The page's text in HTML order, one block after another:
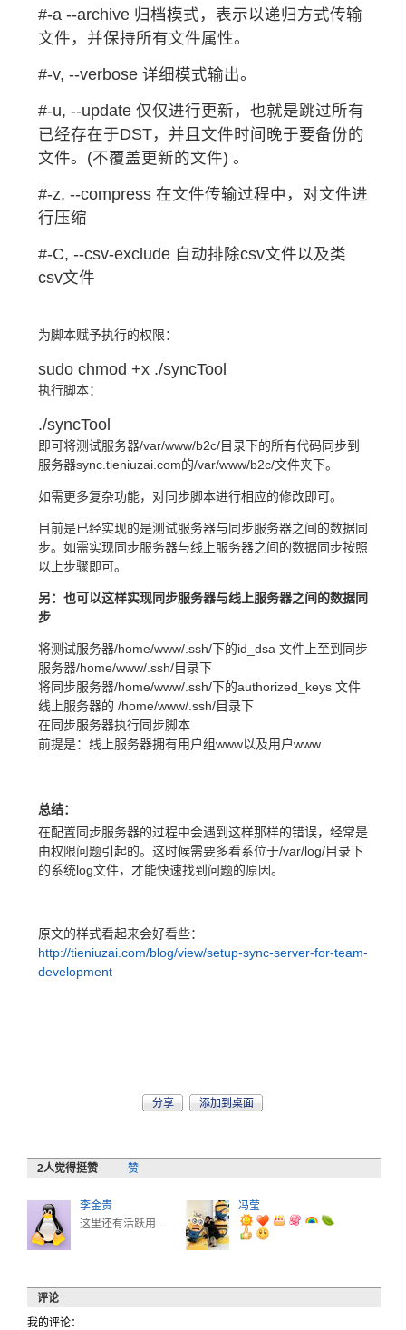
#-a --archive 归档模式，表示以递归方式传输
文件，并保持所有文件属性。
#-v, --verbose 详细模式输出。
#-u, --update 仅仅进行更新，也就是跳过所有
已经存在于DST，并且文件时间晚于要备份的
文件。(不覆盖更新的文件) 。
#-z, --compress 在文件传输过程中，对文件进
行压缩
#-C, --csv-exclude 自动排除csv文件以及类
csv文件
为脚本赋予执行的权限：
sudo chmod +x ./syncTool
执行脚本：
./syncTool
即可将测试服务器/var/www/b2c/目录下的所有代码同步到
服务器sync.tieniuzai.com的/var/www/b2c/文件夹下。
如需更多复杂功能，对同步脚本进行相应的修改即可。
目前是已经实现的是测试服务器与同步服务器之间的数据同
步。如需实现同步服务器与线上服务器之间的数据同步按照
以上步骤即可。
另：也可以这样实现同步服务器与线上服务器之间的数据同
步
将测试服务器/home/www/.ssh/下的id_dsa 文件上至到同步
服务器/home/www/.ssh/目录下
将同步服务器/home/www/.ssh/下的authorized_keys 文件
线上服务器的 /home/www/.ssh/目录下
在同步服务器执行同步脚本
前提是：线上服务器拥有用户组www以及用户www
总结：
在配置同步服务器的过程中会遇到这样那样的错误，经常是
由权限问题引起的。这时候需要多看系位于/var/log/目录下
的系统log文件，才能快速找到问题的原因。
原文的样式看起来会好看些：
http://tieniuzai.com/blog/view/setup-sync-server-for-team-
development
分享 添加到桌面
2人觉得挺赞 赞
李金贵
这里还有活跃用..
冯莹
评论
我的评论：